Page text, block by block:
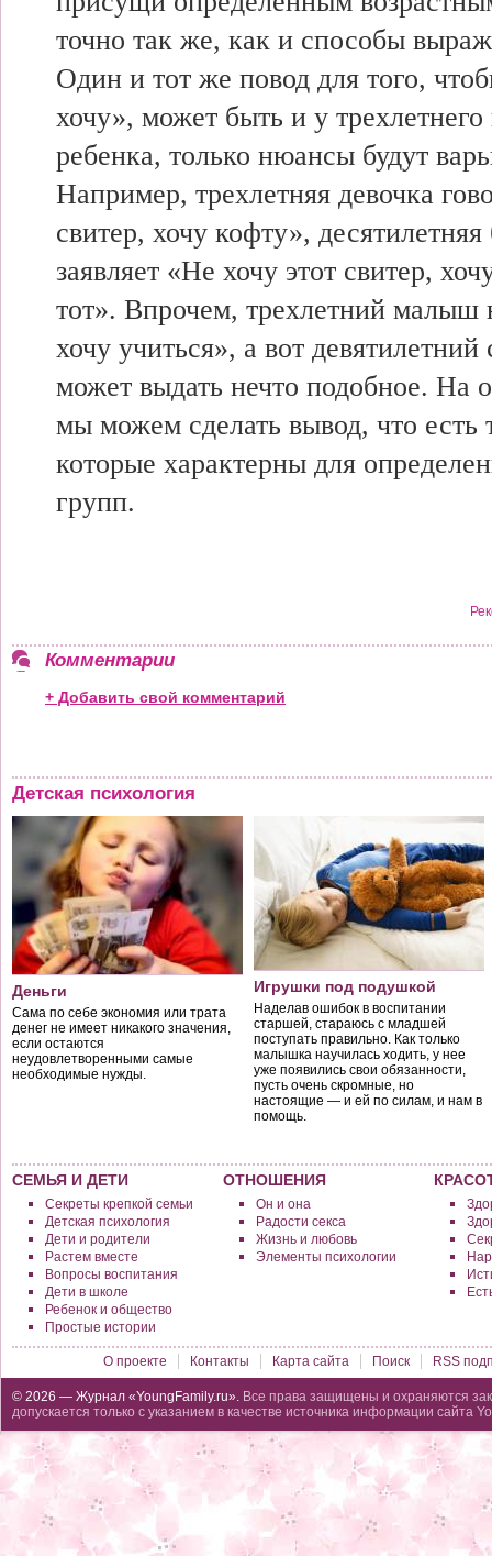
точно так же, как и способы
Один и тот же повод для того,
хочу», может быть и у
ребенка, только нюансы будут
Например, трехлетняя девочка
свитер, хочу кофту»,
заявляет «Не хочу этот свитер,
тот». Впрочем, трехлетний малыш
хочу учиться», а вот
может выдать нечто подобное. На
мы можем сделать вывод, что есть
которые характерны для
групп.
Комментарии
+ Добавить свой комментарий
Детская психология
Деньги
Сама по себе экономия или трата
денег не имеет никакого значения,
если остаются
неудовлетворенными самые
необходимые нужды.
Игрушки под подушкой
Наделав ошибок в воспитании
старшей, стараюсь с младшей
поступать правильно. Как только
малышка научилась ходить, у нее
уже появились свои обязанности,
пусть очень скромные, но
настоящие — и ей по силам, и нам в
помощь.
СЕМЬЯ И ДЕТИ
Секреты крепкой семьи
Детская психология
Дети и родители
Растем вместе
Вопросы воспитания
Дети в школе
Ребенок и общество
Простые истории
ОТНОШЕНИЯ
Он и она
Радости секса
Жизнь и любовь
Элементы психологии
О проекте Контакты Карта сайта Поиск RSS
© 2026 — Журнал «YoungFamily.ru». Все права защищены и охраняются
допускается только с указанием в качестве источника информации сайта